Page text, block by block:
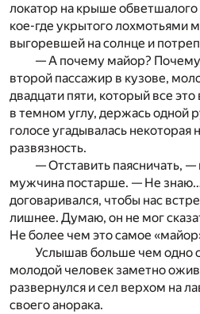
локатор на крыше обветшалого
кое-где укрытого лохмотьями
выгоревшей на солнце и
— А почему майор? Почему
второй пассажир в кузове,
двадцати пяти, который все
в темном углу, держась одной
голосе угадывалась некоторая
развязность.
— Отставить паясничать,
мужчина постарше. — Не
договаривался, чтобы нас
лишнее. Думаю, он не мог
Не более чем это самое
Услышав больше чем одно
молодой человек заметно
развернулся и сел верхом на
своего анорака.